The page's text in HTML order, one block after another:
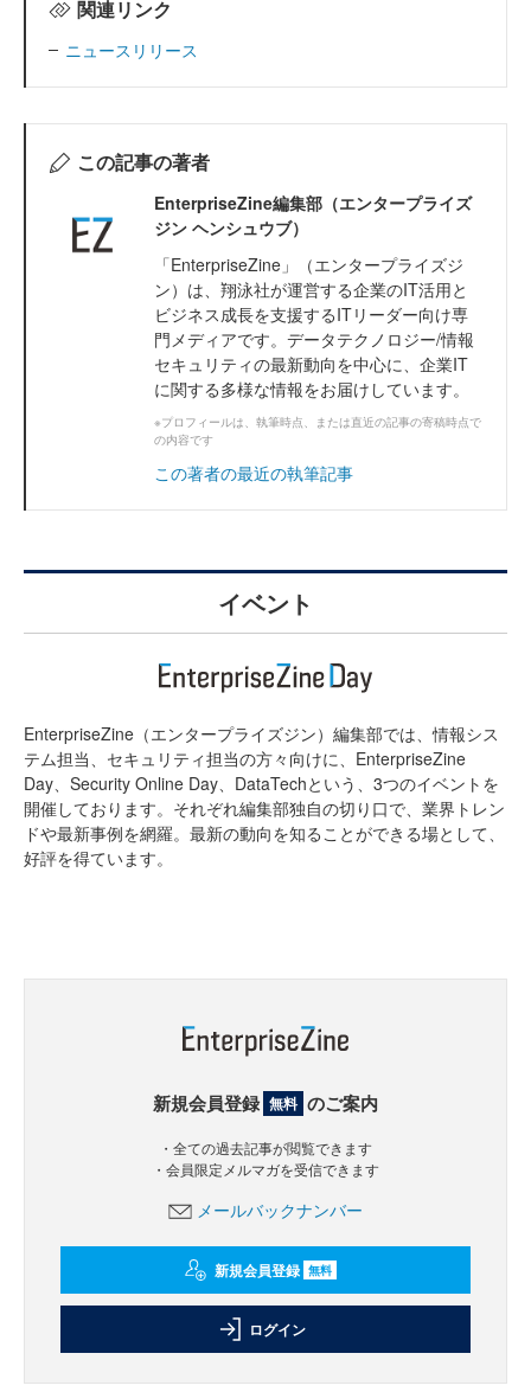
関連リンク
ニュースリリース
この記事の著者
EnterpriseZine編集部（エンタープライズ
ジン ヘンシュウブ）
「EnterpriseZine」（エンタープライズジ
ン）は、翔泳社が運営する企業のIT活用と
ビジネス成長を支援するITリーダー向け専
門メディアです。データテクノロジー/情報
セキュリティの最新動向を中心に、企業IT
に関する多様な情報をお届けしています。
※プロフィールは、執筆時点、または直近の記事の寄稿時点で
の内容です
この著者の最近の執筆記事
イベント
EnterpriseZine（エンタープライズジン）編集部では、情報シス
テム担当、セキュリティ担当の方々向けに、EnterpriseZine
Day、Security Online Day、DataTechという、3つのイベントを
開催しております。それぞれ編集部独自の切り口で、業界トレン
ドや最新事例を網羅。最新の動向を知ることができる場として、
好評を得ています。
新規会員登録 無料 のご案内
・全ての過去記事が閲覧できます
・会員限定メルマガを受信できます
メールバックナンバー
新規会員登録 無料
ログイン